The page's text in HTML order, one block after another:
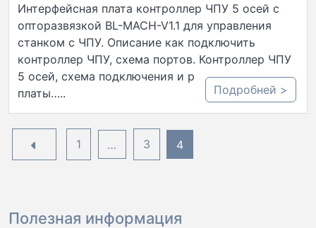
Интерфейсная плата контроллер ЧПУ 5 осей с
опторазвязкой BL-MACH-V1.1 для управления
станком с ЧПУ. Описание как подключить
контроллер ЧПУ, схема портов. Контроллер ЧПУ
5 осей, схема подключения и распиновка
платы…..
Подробней >
Пагинация
записей
1 … 3 4
Полезная информация